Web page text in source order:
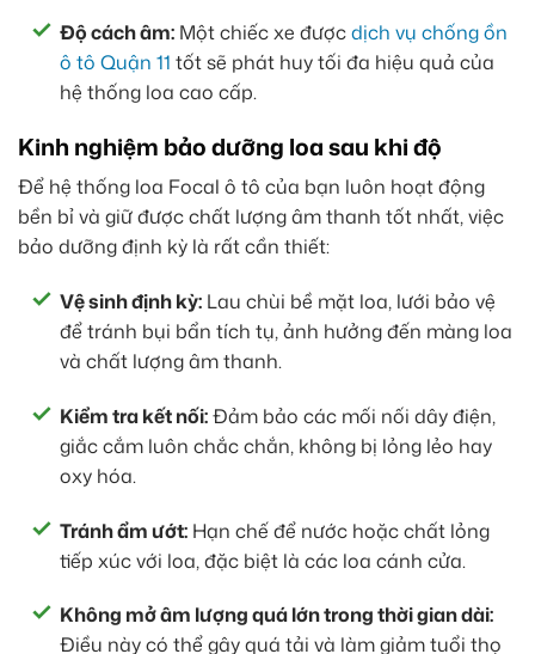
Độ cách âm: Một chiếc xe đượcdịch vụ chống ồn
ô tô Quận 11 tốt sẽ phát huy tối đa hiệu quả của
hệ thống loa cao cấp.
Kinh nghiệm bảo dưỡng loa sau khi độ
Để hệ thống loa Focal ô tô của bạn luôn hoạt động
bền bỉ và giữ được chất lượng âm thanh tốt nhất, việc
bảo dưỡng định kỳ là rất cần thiết:
Vệ sinh định kỳ: Lau chùi bề mặt loa, lưới bảo vệ
để tránh bụi bẩn tích tụ, ảnh hưởng đến màng loa
và chất lượng âm thanh.
Kiểm tra kết nối:Đảm bảo các mối nối dây điện,
giắc cắm luôn chắc chắn, không bị lỏng lẻo hay
oxy hóa.
Tránh ẩm ướt: Hạn chế để nước hoặc chất lỏng
tiếp xúc với loa, đặc biệt là các loa cánh cửa.
Không mở âm lượng quá lớn trong thời gian dài:
Điều này có thể gây quá tải và làm giảm tuổi thọ